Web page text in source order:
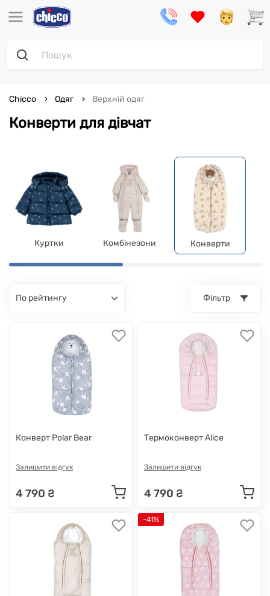
Конверти для дівчат
Chicco Одяг Верхній одяг
Куртки Комбінезони Конверти
по рейтингу Фільтр
Конверт Polar Bear
Залишити відгук
4 790 ₴
Термоконверт Alice
Залишити відгук
4 790 ₴
-41%